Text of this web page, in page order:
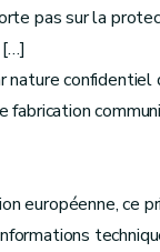
pas sur la
nature confidentiel
fabrication
européenne, ce